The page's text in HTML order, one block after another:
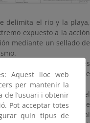
delimita el rio y la playa,
expuesto a la acción
mediante un sellado de
se efectuarán acciones
de la escollera que
de las arenas en el
propone la plantación de
de la Dirección General
Aquest lloc web
per mantenir la
de l’usuari i obtenir
Pot acceptar totes
quin tipus de